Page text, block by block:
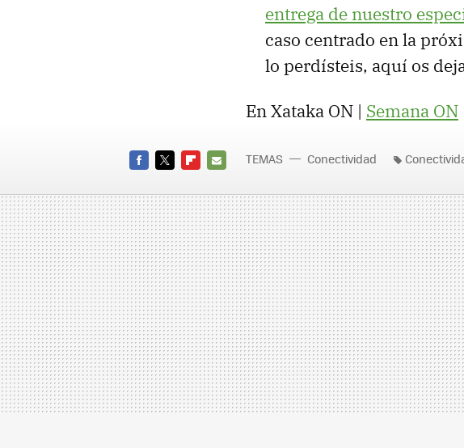
entrega de nuestro
caso centrado en la
lo perdísteis, aquí os
En Xataka ON | Semana ON
MAIL
TEMAS Conectividad